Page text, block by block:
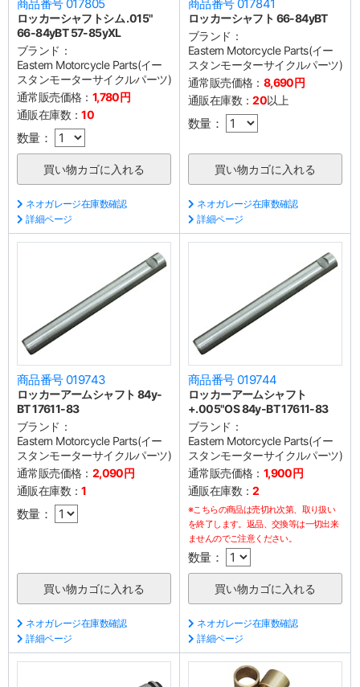
商品番号 017805
ロッカーシャフトシム .015"
66-84yBT 57-85yXL
ブランド：
Eastern Motorcycle Parts(イー
スタンモーターサイクルパーツ)
通常販売価格： 1,780円
通販在庫数：10
数量：
ネオガレージ在庫数確認
詳細ページ
商品番号 017841
ロッカーシャフト 66-84yBT
ブランド：
Eastern Motorcycle Parts(イー
スタンモーターサイクルパーツ)
通常販売価格： 8,690円
通販在庫数：20以上
数量：
ネオガレージ在庫数確認
詳細ページ
商品番号 019743
ロッカーアームシャフト 84y-
BT 17611-83
ブランド：
Eastern Motorcycle Parts(イー
スタンモーターサイクルパーツ)
通常販売価格： 2,090円
通販在庫数：1
数量：
ネオガレージ在庫数確認
詳細ページ
商品番号 019744
ロッカーアームシャフト
+.005"OS 84y-BT 17611-83
ブランド：
Eastern Motorcycle Parts(イー
スタンモーターサイクルパーツ)
通常販売価格： 1,900円
通販在庫数：2
※こちらの商品は売切れ次第、取り扱い
を終了します。返品、交換等は一切出来
ませんのでご注意ください。
数量：
ネオガレージ在庫数確認
詳細ページ